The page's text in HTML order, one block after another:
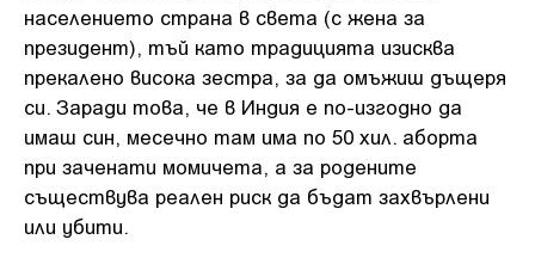
населението страна в света (с жена за
президент), тъй като традицията изисква
прекалено висока зестра, за да омъжиш дъщеря
си. Заради това, че в Индия е по-изгодно да
имаш син, месечно там има по 50 хил. аборта
при заченати момичета, а за родените
съществува реален риск да бъдат захвърлени
или убити.